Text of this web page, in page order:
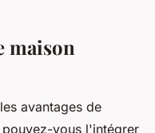
maison
avantages de
vous l'intégrer